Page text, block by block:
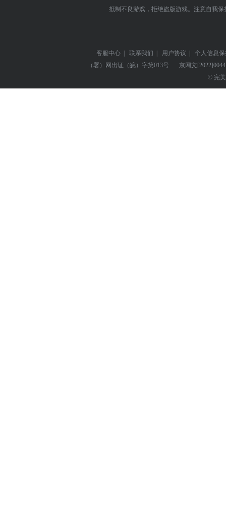
抵制不良游戏，拒绝盗版游戏。注意自我
客服中心 | 联系我们 | 用户协议 |
个人信息
（署）网出证（皖）字第013号
京网文
© 完美